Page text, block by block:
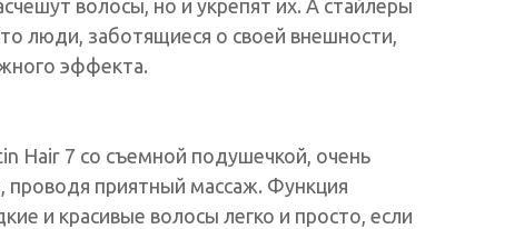
волосы, но и укрепят их. А стайлеры
люди, заботящиеся о своей внешности,
эффекта.
Hair 7 со съемной подушечкой, очень
проводя приятный массаж. Функция
и красивые волосы легко и просто, если